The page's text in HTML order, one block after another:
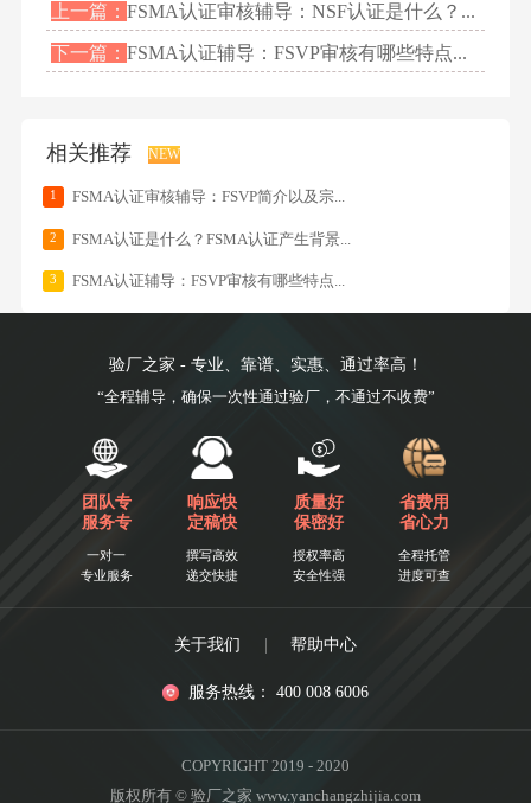
上一篇：FSMA认证审核辅导：NSF认证是什么？...
下一篇：FSMA认证辅导：FSVP审核有哪些特点...
相关推荐 NEW
1 FSMA认证审核辅导：FSVP简介以及宗...
2 FSMA认证是什么？FSMA认证产生背景...
3 FSMA认证辅导：FSVP审核有哪些特点...
验厂之家 - 专业、靠谱、实惠、通过率高！
“全程辅导，确保一次性通过验厂，不通过不收费”
团队专
服务专
一对一
专业服务
响应快
定稿快
撰写高效
递交快捷
质量好
保密好
授权率高
安全性强
省费用
省心力
全程托管
进度可查
关于我们 | 帮助中心
服务热线： 400 008 6006
COPYRIGHT 2019 - 2020
版权所有 © 验厂之家 www.yanchangzhijia.com